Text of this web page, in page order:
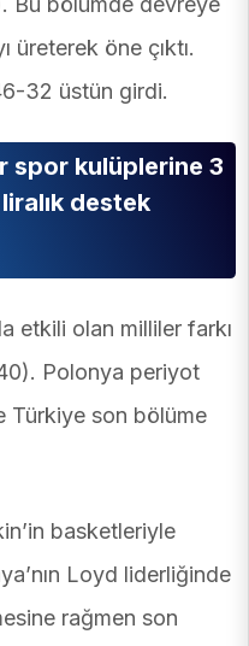
üreterek öne çıktı.
32 üstün girdi.
spor kulüplerine 3
destek
etkili olan milliler farkı
40). Polonya periyot
Türkiye son bölüme
basketleriyle
Loyd liderliğinde
rağmen son